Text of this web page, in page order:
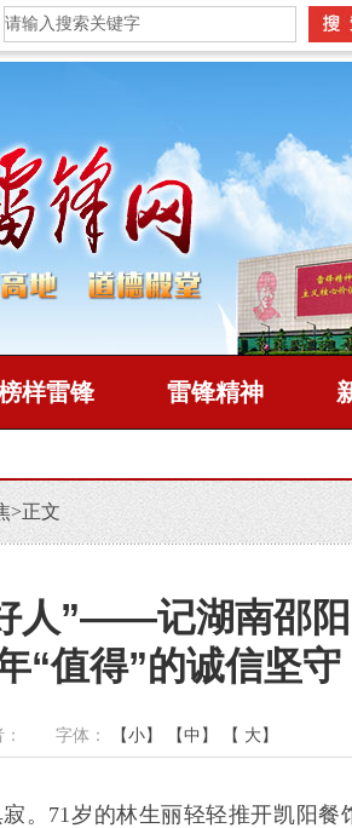
样雷锋 雷锋精神
>正文
人”——记湖南邵
“值得”的诚信坚守
： 字体： 【小】 【中】 【 大】
。71岁的林生丽轻轻推开凯阳餐